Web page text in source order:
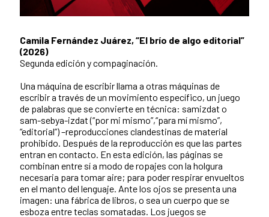
Camila Fernández Juárez, “El brío de algo editorial”
(2026)
Segunda edición y compaginación.
Una máquina de escribir llama a otras máquinas de
escribir a través de un movimiento específico, un juego
de palabras que se convierte en técnica: samizdat o
sam-sebya-izdat (“por mi mismo”,“para mí mismo”,
“editorial”) –reproducciones clandestinas de material
prohibido. Después de la reproducción es que las partes
entran en contacto. En esta edición, las páginas se
combinan entre sí a modo de ropajes con la holgura
necesaria para tomar aire; para poder respirar envueltos
en el manto del lenguaje. Ante los ojos se presenta una
imagen: una fábrica de libros, o sea un cuerpo que se
esboza entre teclas somatadas. Los juegos se